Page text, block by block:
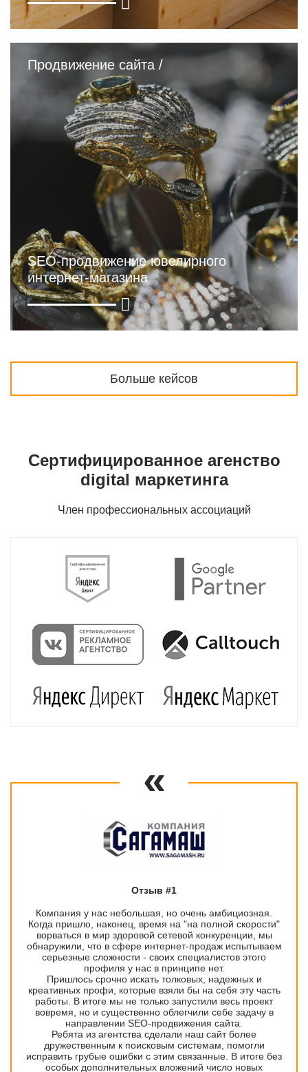
Продвижение сайта /
SEO-продвижение ювелирного
интернет-магазина
Больше кейсов
Сертифицированное агенство
digital маркетинга
Член профессиональных ассоциаций
Отзыв #1
Компания у нас небольшая, но очень амбициозная.
Когда пришло, наконец, время на "на полной скорости"
ворваться в мир здоровой сетевой конкуренции, мы
обнаружили, что в сфере интернет-продаж испытываем
серьезные сложности - своих специалистов этого
профиля у нас в принципе нет.
Пришлось срочно искать толковых, надежных и
креативных профи, которые взяли бы на себя эту часть
работы. В итоге мы не только запустили весь проект
вовремя, но и существенно облегчили себе задачу в
направлении SEO-продвижения сайта.
Ребята из агентства сделали наш сайт более
дружественным к поисковым системам, помогли
исправить грубые ошибки с этим связанные. В итоге без
особых дополнительных вложений число новых